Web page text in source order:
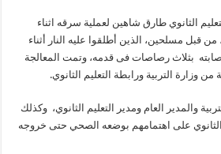
الثانوي طارق شاهين لعملية سرقه اثناء
من قبل مسلحين، الذين أطلقوا عليه النار أثناء
بثلاث رصاصات فى قدمه، وتمت المعالجة
وزارة التربية ورابطة التعليم الثانوي.
والمدير العام ومدير التعليم الثانوي، وكذلك
الثانوي على اهتمامهم بوضعه الصحي حتى خروجه